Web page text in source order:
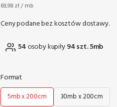
69,98 zł / mb
Ceny podane bez kosztów dostawy.
54 osoby kupiły94 szt. 5mb
Format
5mb x 200cm 30mb x 200cm